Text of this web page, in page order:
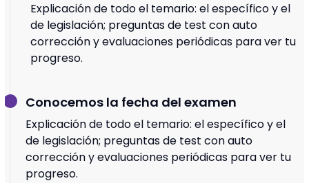
Explicación de todo el temario: el específico y el
de legislación; preguntas de test con auto
corrección y evaluaciones periódicas para ver tu
progreso.
Conocemos la fecha del examen
Explicación de todo el temario: el específico y el
de legislación; preguntas de test con auto
corrección y evaluaciones periódicas para ver tu
progreso.